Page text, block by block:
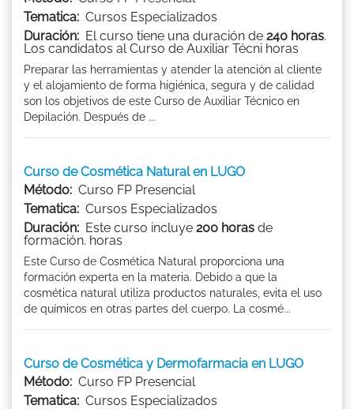
Tematica: Cursos Especializados
Duración: El curso tiene una duración de 240 horas.
Los candidatos al Curso de Auxiliar Técni horas
Preparar las herramientas y atender la atención al cliente
y el alojamiento de forma higiénica, segura y de calidad
son los objetivos de este Curso de Auxiliar Técnico en
Depilación. Después de ...
Curso de Cosmética Natural en LUGO
Método: Curso FP Presencial
Tematica: Cursos Especializados
Duración: Este curso incluye 200 horas de
formación. horas
Este Curso de Cosmética Natural proporciona una
formación experta en la materia. Debido a que la
cosmética natural utiliza productos naturales, evita el uso
de químicos en otras partes del cuerpo. La cosmé...
Curso de Cosmética y Dermofarmacia en LUGO
Método: Curso FP Presencial
Tematica: Cursos Especializados